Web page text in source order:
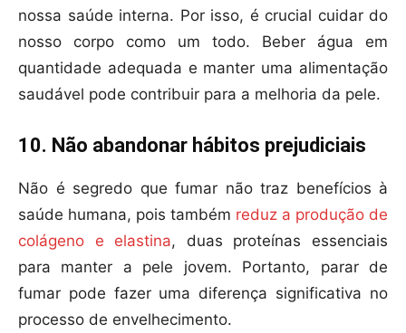
nossa saúde interna. Por isso, é crucial cuidar do
nosso corpo como um todo. Beber água em
quantidade adequada e manter uma alimentação
saudável pode contribuir para a melhoria da pele.
10. Não abandonar hábitos prejudiciais
Não é segredo que fumar não traz benefícios à
saúde humana, pois também reduz a produção de
colágeno e elastina, duas proteínas essenciais
para manter a pele jovem. Portanto, parar de
fumar pode fazer uma diferença significativa no
processo de envelhecimento.